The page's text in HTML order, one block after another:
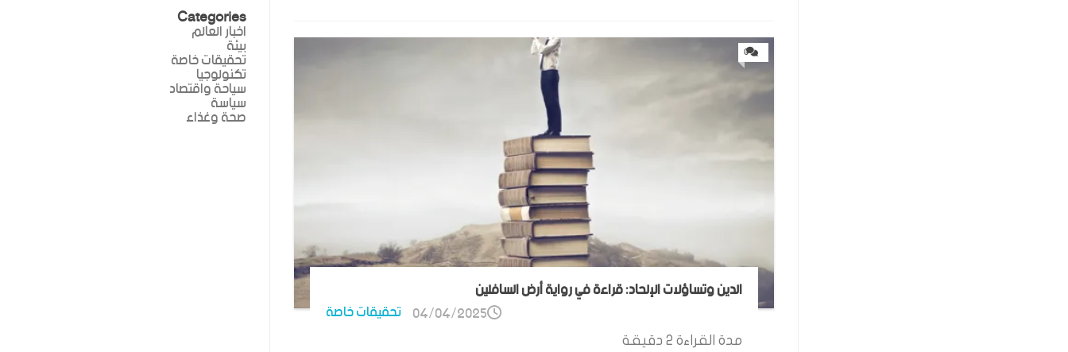
0
الدين وتساؤلات الإلحاد: قراءة في رواية أرض السافلين
تحقيقات خاصة 04/04/2025
مدة القراءة 2 دقيقة
Categories
اخبار العالم
بيئة
تحقيقات خاصة
تكنولوجيا
سياحة واقتصاد
سياسة
صحة وغذاء